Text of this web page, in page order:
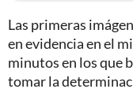
Las primeras
en evidencia en el
minutos en los que
tomar la